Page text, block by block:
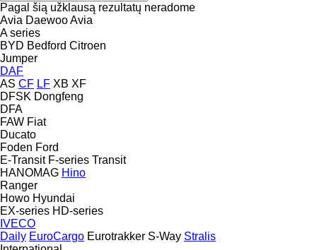
Pagal šią užklausą rezultatų neradome
Avia DaewooAvia
A series
BYD Bedford Citroen
Jumper
DAF
AS CF LF XB XF
DFSK Dongfeng
DFA
FAW Fiat
Ducato
Foden Ford
E-Transit F-series Transit
HANOMAG Hino
Ranger
Howo Hyundai
EX-series HD-series
IVECO
Daily EuroCargo Eurotrakker S-Way Stralis